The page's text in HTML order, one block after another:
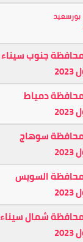
بورسعيد
محافظة جنوب سيناء
محافظة دمياط
محافظة سوهاج
محافظة السويس
محافظة شمال سيناء